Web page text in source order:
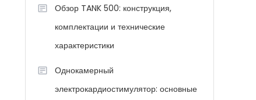
Обзор TANK 500: конструкция,
комплектации и технические
характеристики
Однокамерный
электрокардиостимулятор: основные